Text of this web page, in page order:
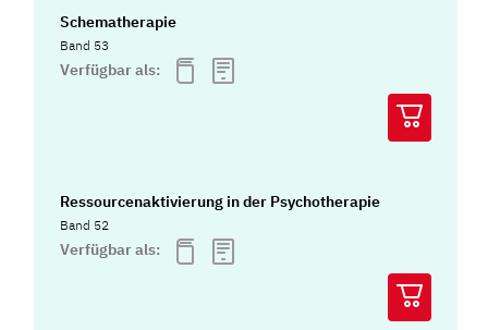
Schematherapie
Band 53
Verfügbar als:
Ressourcenaktivierung in der Psychotherapie
Band 52
Verfügbar als: